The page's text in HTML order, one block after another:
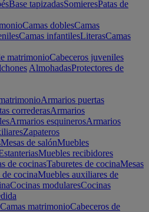
Base tapizadasSomieresPatas de
Camas doblesCamas
Camas infantilesLiterasCamas
matrimonioCabeceros juveniles
AlmohadasProtectores de
Armarios puertas
correderasArmarios
Armarios esquinerosArmarios
Zapateros
Mesas de salónMuebles
Muebles recibidores
de cocinasTaburetes de cocinaMesas
cocinaMuebles auxiliares de
Cocinas modularesCocinas
Camas matrimonioCabeceros de